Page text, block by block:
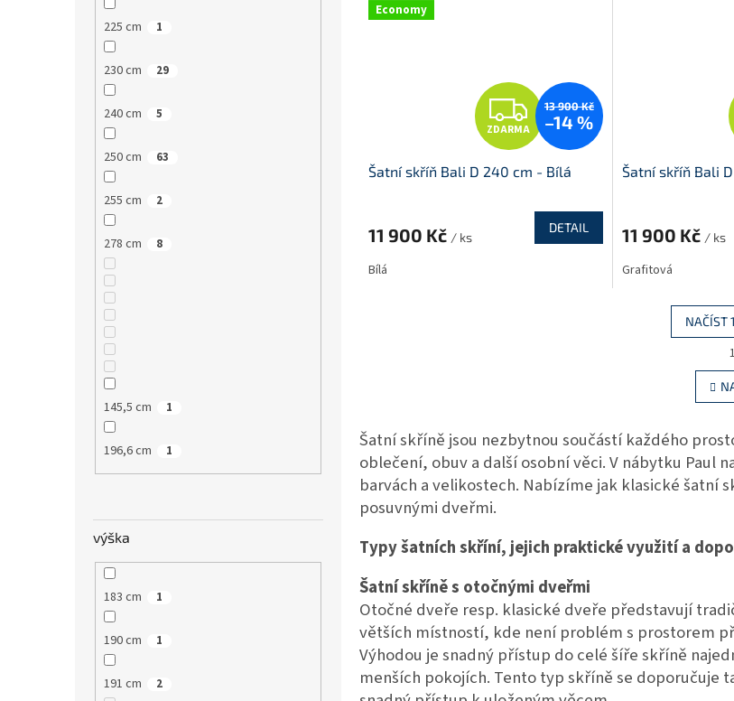
225 cm 1
230 cm 29
240 cm 5
250 cm 63
255 cm 2
278 cm 8
145,5 cm 1
196,6 cm 1
výška
183 cm 1
190 cm 1
191 cm 2
Economy
Z
D
A
R
ZDARMA
13 900 Kč
–14 %
Šatní skříň Bali D 240 cm - Bílá
11 900 Kč / ks
DETAIL
Bílá
Šatní skříň Bali
11 900 Kč / ks
Grafitová
NAČÍST
1
Šatní skříně jsou nezbytnou součástí každého
oblečení, obuv a další osobní věci. V nábytku Paul
barvách a velikostech. Nabízíme jak klasické
posuvnými dveřmi.
Typy šatních skříní, jejich praktické využití a
Šatní skříně s otočnými dveřmi
Otočné dveře resp. klasické dveře představují
větších místností, kde není problém s prostorem
Výhodou je snadný přístup do celé šíře skříně
menších pokojích. Tento typ skříně se